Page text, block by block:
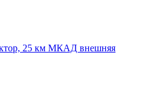
25 км МКАД внешняя